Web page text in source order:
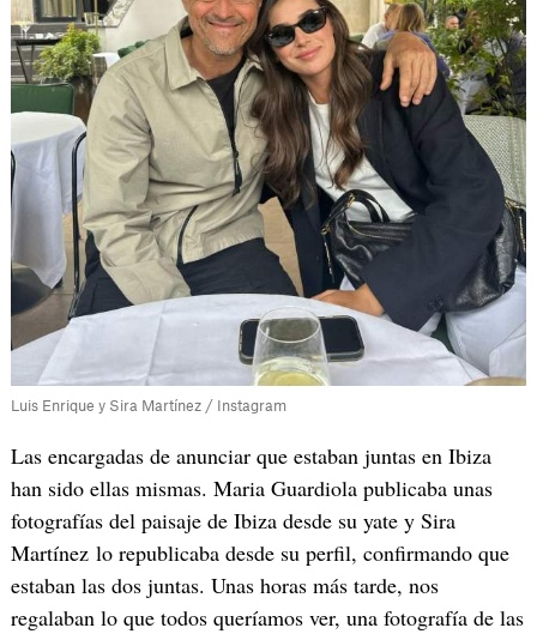
Luis Enrique y Sira Martínez / Instagram
Las encargadas de anunciar que estaban juntas en Ibiza
han sido ellas mismas. Maria Guardiola publicaba unas
fotografías del paisaje de Ibiza desde su yate y Sira
Martínez lo republicaba desde su perfil, confirmando que
estaban las dos juntas. Unas horas más tarde, nos
regalaban lo que todos queríamos ver, una fotografía de las